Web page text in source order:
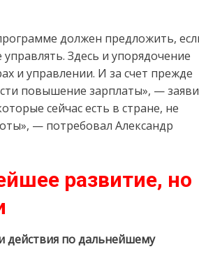
должен предложить,
Здесь и упорядочение
и управлении. И за счет прежде
повышение зарплаты», —
сейчас есть в стране, не
— потребовал Александр
развитие, но
действия по дальнейшему